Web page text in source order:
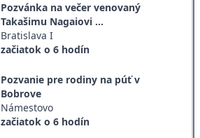
Pozvánka na večer venovaný
Takašimu Nagaiovi ...
Bratislava I
začiatok o 6 hodín
Pozvanie pre rodiny na púť v
Bobrove
Námestovo
začiatok o 6 hodín